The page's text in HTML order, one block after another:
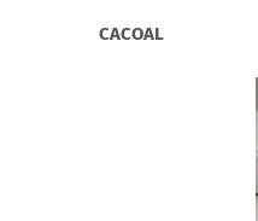
CACOAL